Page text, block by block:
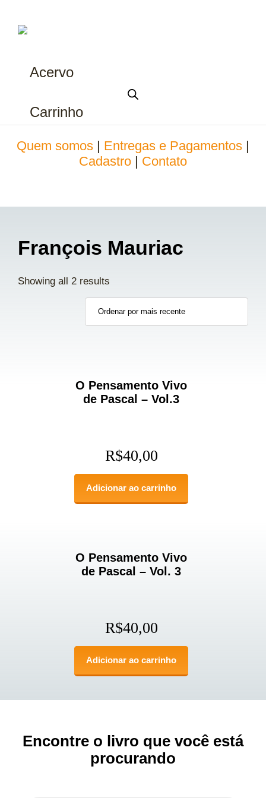
Acervo
Carrinho
Quem somos Entregas e Pagamentos
Cadastro
Contato
François Mauriac
Showing all 2 results
O Pensamento Vivo
de Pascal – Vol.3
R$40,00
Adicionar ao carrinho
O Pensamento Vivo
de Pascal – Vol. 3
R$40,00
Adicionar ao carrinho
Encontre o livro que você está
procurando